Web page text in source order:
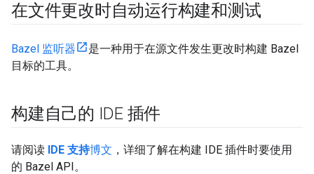
在文件更改时自动运行构建和测试
Bazel 监听器
是一种用于在源文件发生更改时构建 Bazel
目标的工具。
构建自己的 IDE 插件
请阅读 IDE 支持博文 ，详细了解在构建 IDE 插件时要使用
的 Bazel API。